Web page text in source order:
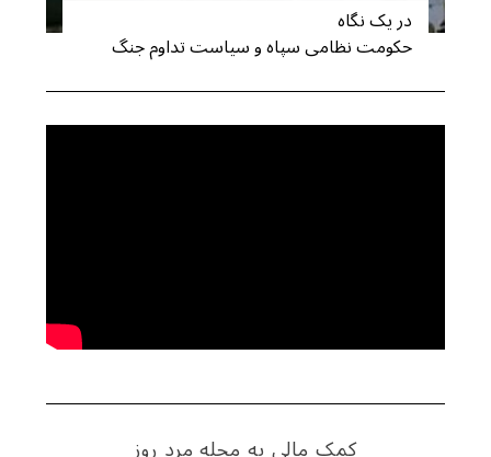
در یک نگاه
حکومت نظامی سپاه و سیاست تداوم جنگ